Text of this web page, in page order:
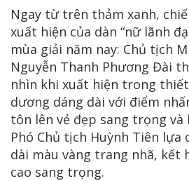
Ngay từ trên thảm xanh,
xuất hiện của dàn “nữ lãnh
mùa giải năm nay: Chủ tịch
Nguyễn Thanh Phương Đài
nhìn khi xuất hiện trong
dương dáng dài với điểm
tôn lên vẻ đẹp sang trọng và
Phó Chủ tịch Huỳnh Tiên lựa
dài màu vàng trang nhã, kết
cao sang trọng.